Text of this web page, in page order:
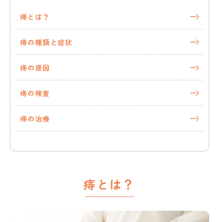
科」
ま
痔とは？
痔の種類と症状
痔の原因
痔の検査
痔の治療
痔とは？